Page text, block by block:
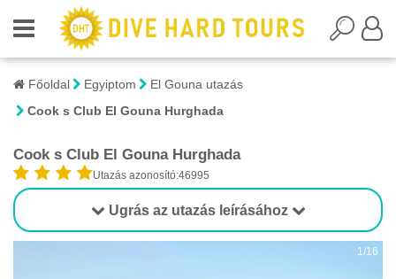
Főoldal Egyiptom
El Gouna utazás
Cook s Club El Gouna Hurghada
Cook s Club El Gouna Hurghada
Utazás azonosító:46995
Ugrás az utazás leírásához
1/16